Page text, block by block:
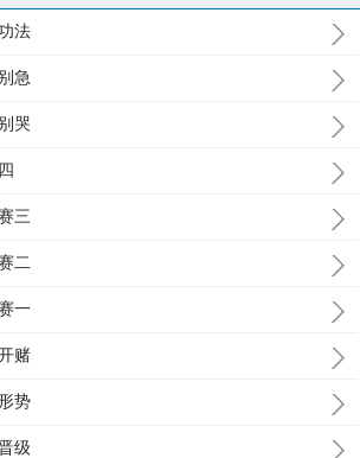
法
急
哭
三
二
一
赌
势
级